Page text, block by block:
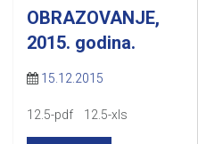
OBRAZOVANJE,
2015. godina.
15.12.2015
12.5-pdf 12.5-xls